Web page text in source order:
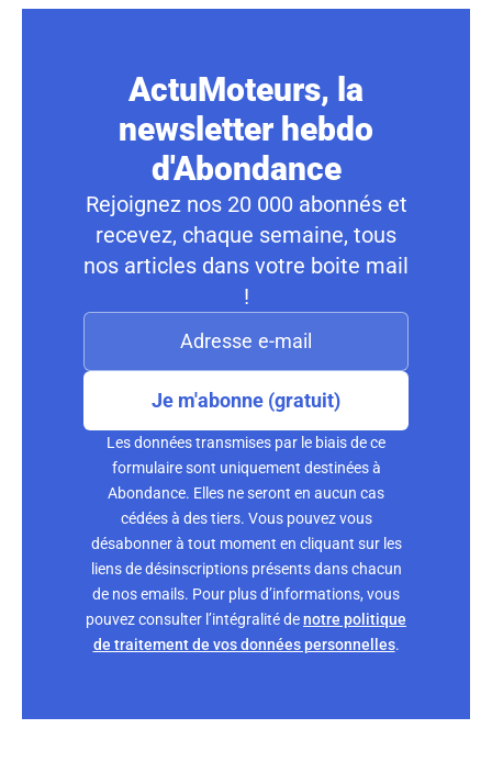
ActuMoteurs, la
newsletter hebdo
d'Abondance
Rejoignez nos 20 000 abonnés et
recevez, chaque semaine, tous
nos articles dans votre boite mail
!
Je m'abonne (gratuit)
Les données transmises par le biais de ce
formulaire sont uniquement destinées à
Abondance. Elles ne seront en aucun cas
cédées à des tiers. Vous pouvez vous
désabonner à tout moment en cliquant sur les
liens de désinscriptions présents dans chacun
de nos emails. Pour plus d’informations, vous
pouvez consulter l’intégralité denotre politique
de traitement de vos données personnelles.